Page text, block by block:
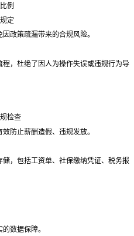
例
定
政策疏漏带来的合规风险。
，杜绝了因人为操作失误或违规行为导
检查
防止薪酬造假、违规发放。
，包括工资单、社保缴纳凭证、税务报
数据保障。